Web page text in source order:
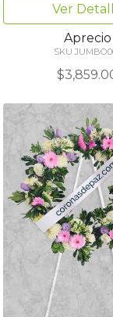
Ver
Aprecio
SKU